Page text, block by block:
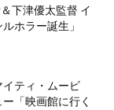
下津優太監督 イ
ホラー誕生」
イティ・ムービ
「映画館に行く